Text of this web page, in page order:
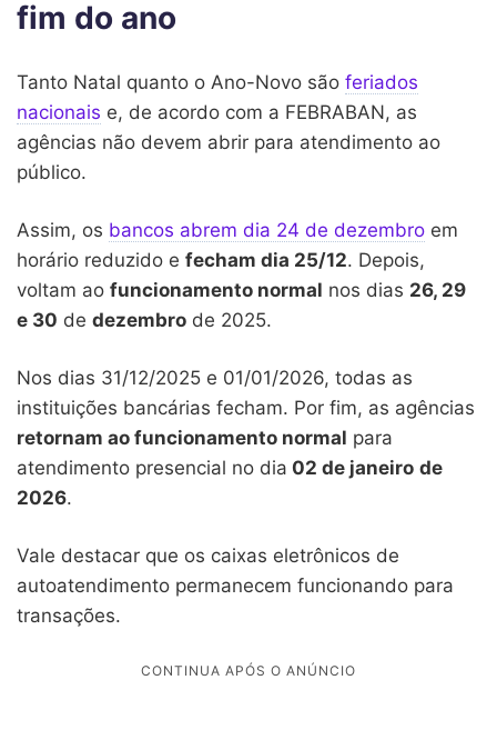
fim do ano
Tanto Natal quanto o Ano-Novo são feriados
nacionais e, de acordo com a FEBRABAN, as
agências não devem abrir para atendimento ao
público.
Assim, os bancos abrem dia 24 de dezembro em
horário reduzido e fecham dia 25/12. Depois,
voltam ao funcionamento normal nos dias 26, 29
e 30 de dezembro de 2025.
Nos dias 31/12/2025 e 01/01/2026, todas as
instituições bancárias fecham. Por fim, as agências
retornam ao funcionamento normal para
atendimento presencial no dia 02 de janeiro de
2026.
Vale destacar que os caixas eletrônicos de
autoatendimento permanecem funcionando para
transações.